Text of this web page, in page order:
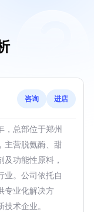
咨询 进店
，总部位于郑州
主营脱氨酶、甜
功能性原料，
业。公司依托自
专业化解决方
术企业。